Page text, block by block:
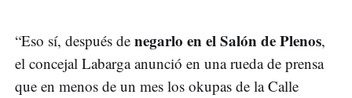
“Eso sí, después de negarlo en el Salón de Plenos,
el concejal Labarga anunció en una rueda de prensa
que en menos de un mes los okupas de la Calle